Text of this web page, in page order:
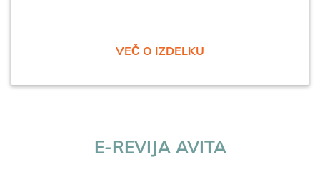
VEČ O IZDELKU
E-REVIJA AVITA